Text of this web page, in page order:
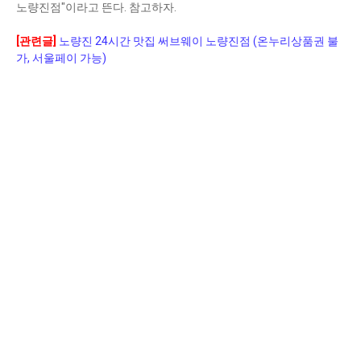
노량진점"이라고 뜬다. 참고하자.
[관련글] 노량진 24시간 맛집 써브웨이 노량진점 (온누리상품권 불
가, 서울페이 가능)